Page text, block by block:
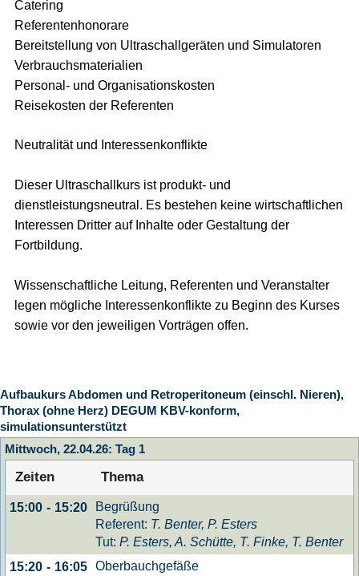
Catering
Referentenhonorare
Bereitstellung von Ultraschallgeräten und Simulatoren
Verbrauchsmaterialien
Personal- und Organisationskosten
Reisekosten der Referenten
Neutralität und Interessenkonflikte
Dieser Ultraschallkurs ist produkt- und
dienstleistungsneutral. Es bestehen keine wirtschaftlichen
Interessen Dritter auf Inhalte oder Gestaltung der
Fortbildung.
Wissenschaftliche Leitung, Referenten und Veranstalter
legen mögliche Interessenkonflikte zu Beginn des Kurses
sowie vor den jeweiligen Vorträgen offen.
Aufbaukurs Abdomen und Retroperitoneum (einschl. Nieren),
Thorax (ohne Herz) DEGUM KBV-konform,
simulationsunterstützt
Mittwoch, 22.04.26: Tag 1
Zeiten Thema
15:00 - 15:20
Begrüßung
Referent: T. Benter, P. Esters
Tut: P. Esters, A. Schütte, T. Finke, T. Benter
15:20 - 16:05 Oberbauchgefäße